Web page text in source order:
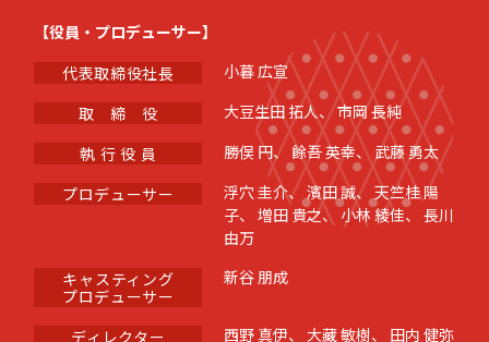
【役員・プロデューサー】
代表取締役社長
小暮 広宣
取 締 役
大豆生田 拓人、 市岡 長純
執 行 役 員
勝俣 円、 餘吾 英幸、 武藤 勇太
プロデューサー
浮穴 圭介、 濱田 誠、 天竺桂 陽
子、 増田 貴之、 小林 綾佳、 長川
由万
キャスティング
プロデューサー
新谷 朋成
ディレクター 西野 真伊、 大藏 敏樹、 田内 健弥